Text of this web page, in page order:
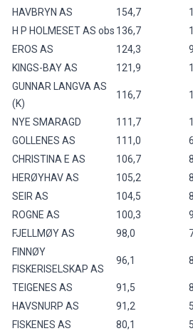
HAVBRYN AS
154,7
H P HOLMESET AS obs 136,7
EROS AS
124,3
KINGS-BAY AS
121,9
GUNNAR LANGVA AS
(K)
116,7
NYE SMARAGD 111,7
GOLLENES AS
111,0
CHRISTINA E AS
106,7
HERØYHAV AS
105,2
SEIR AS
104,5
ROGNE AS
100,3
FJELLMØY AS
98,0
FINNØY
FISKERISELSKAP AS
96,1
TEIGENES AS 91,5
HAVSNURP AS
91,2
FISKENES AS
80,1